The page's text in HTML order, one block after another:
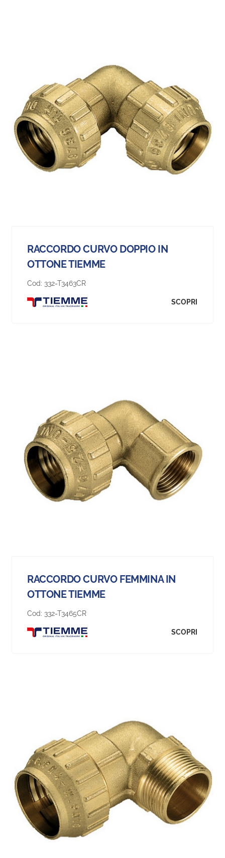
RACCORDO CURVO DOPPIO IN
OTTONE TIEMME
Cod: 332-T3463CR
SCOPRI
RACCORDO CURVO FEMMINA IN
OTTONE TIEMME
Cod: 332-T3465CR
SCOPRI